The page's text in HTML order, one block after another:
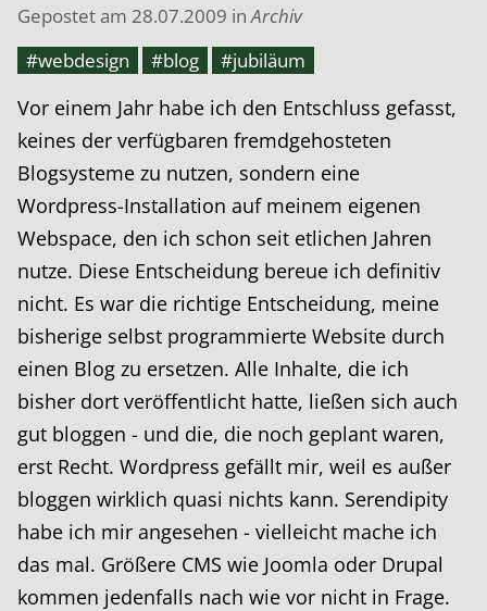
Gepostet am 28.07.2009 inArchiv
#webdesign
#blog
#jubiläum
Vor einem Jahr habe ich den Entschluss gefasst,
keines der verfügbaren fremdgehosteten
Blogsysteme zu nutzen, sondern eine
Wordpress-Installation auf meinem eigenen
Webspace, den ich schon seit etlichen Jahren
nutze. Diese Entscheidung bereue ich definitiv
nicht. Es war die richtige Entscheidung, meine
bisherige selbst programmierte Website durch
einen Blog zu ersetzen. Alle Inhalte, die ich
bisher dort veröffentlicht hatte, ließen sich auch
gut bloggen - und die, die noch geplant waren,
erst Recht. Wordpress gefällt mir, weil es außer
bloggen wirklich quasi nichts kann. Serendipity
habe ich mir angesehen - vielleicht mache ich
das mal. Größere CMS wie Joomla oder Drupal
kommen jedenfalls nach wie vor nicht in Frage.